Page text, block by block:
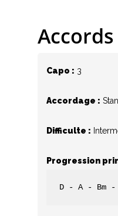
Capo : 3
Accordage :
Difficulte :
Progression
D - A - Bm -